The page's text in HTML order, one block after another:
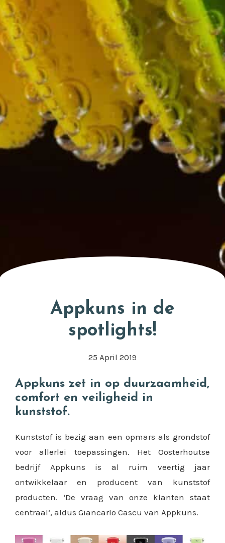
Appkuns in de
spotlights!
25 April 2019
Appkuns zet in op duurzaamheid,
comfort en veiligheid in
kunststof.
Kunststof is bezig aan een opmars als grondstof
voor allerlei toepassingen. Het Oosterhoutse
bedrijf Appkuns is al ruim veertig jaar
ontwikkelaar en producent van kunststof
producten. ‘De vraag van onze klanten staat
centraal’, aldus Giancarlo Cascu van Appkuns.